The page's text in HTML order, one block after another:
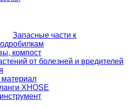
Запасные части к
компост
от болезней и вредителей
XHOSE